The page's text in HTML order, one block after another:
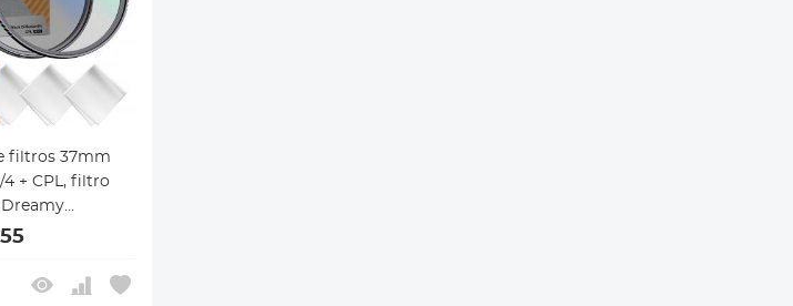
filtros 37mm
4 + CPL, filtro
Mist CPL, 18
série Nano-